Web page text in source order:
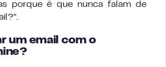
porque é que nunca falam de
um email com o